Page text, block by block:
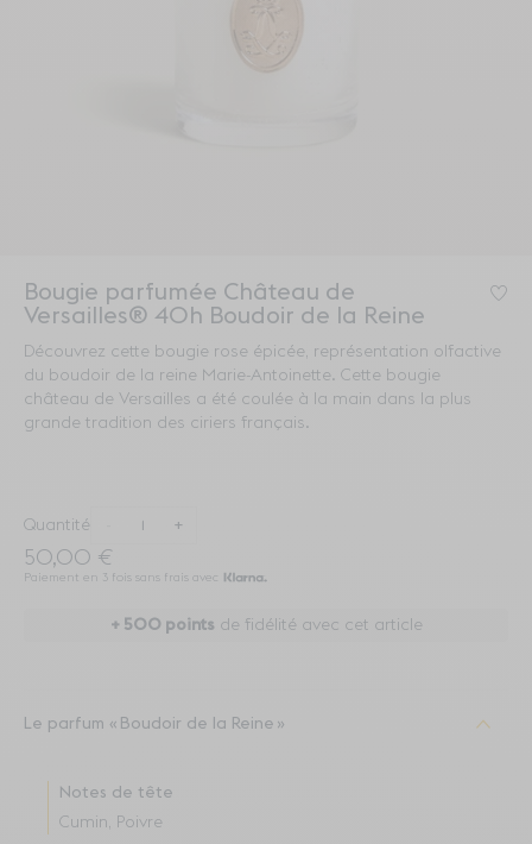
Bougie parfumée Château de
Versailles® 40h Boudoir de la Reine
Découvrez cette bougie rose épicée, représentation olfactive
du boudoir de la reine Marie-Antoinette. Cette bougie
château de Versailles a été coulée à la main dans la plus
grande tradition des ciriers français.
Quantité +
50,00 €
Paiement en 3 fois sans frais avec
+ 500 points de fidélité avec cet article
Le parfum Boudoir de la Reine
Notes de tête
Cumin, Poivre